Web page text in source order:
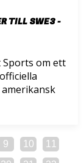
TILL SWE3 -
Sports om ett
9 10
11